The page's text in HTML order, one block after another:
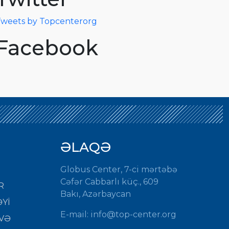
by Topcenterorg
ƏLAQƏ
Globus Center, 7-ci mərtəbə
Cəfər Cabbarlı küç., 609
Bakı, Azərbaycan
E-mail: info@top-center.org